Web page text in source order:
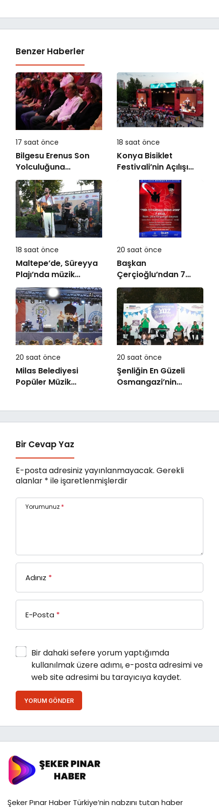
Benzer Haberler
17 saat önce
Bilgesu Erenus Son
Yolculuğuna
Uğurlandı
18 saat önce
Konya Bisiklet
Festivali’nin Açılışı
Coşkuyla Gerçekleşti
18 saat önce
Maltepe’de, Süreyya
Plajı’nda müzik
ziyafeti
20 saat önce
Başkan
Çerçioğlu’ndan 7
Eylül Temalı Ödüllü
Resim, Şiir ve
Kompozisyon
Yarışması
20 saat önce
Milas Belediyesi
Popüler Müzik
20 saat önce
Şenliğin En Güzeli
Osmangazi’nin
Bir Cevap Yaz
E-posta adresiniz yayınlanmayacak. Gerekli
alanlar * ile işaretlenmişlerdir
Yorumunuz *
Adınız *
E-Posta *
Bir dahaki sefere yorum yaptığımda
kullanılmak üzere adımı, e-posta adresimi ve
web site adresimi bu tarayıcıya kaydet.
YORUM GÖNDER
Şeker Pınar Haber Türkiye’nin nabzını tutan haber